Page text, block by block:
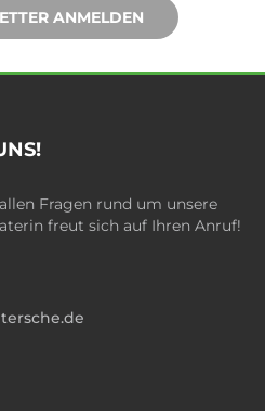
ANMELDEN
Fragen rund um unsere
freut sich auf Ihren Anruf!